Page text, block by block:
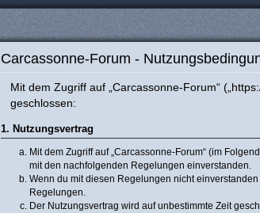
Carcassonne-Forum -
Mit dem Zugriff auf „Carcassonne-Forum“
geschlossen:
1. Nutzungsvertrag
Mit dem Zugriff auf „Carcassonne-Forum“ (im
mit den nachfolgenden Regelungen einverstanden.
Wenn du mit diesen Regelungen nicht
Regelungen.
Der Nutzungsvertrag wird auf unbestimmte Zeit